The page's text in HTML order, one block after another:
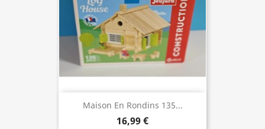
Maison En Rondins 135...
16,99 €